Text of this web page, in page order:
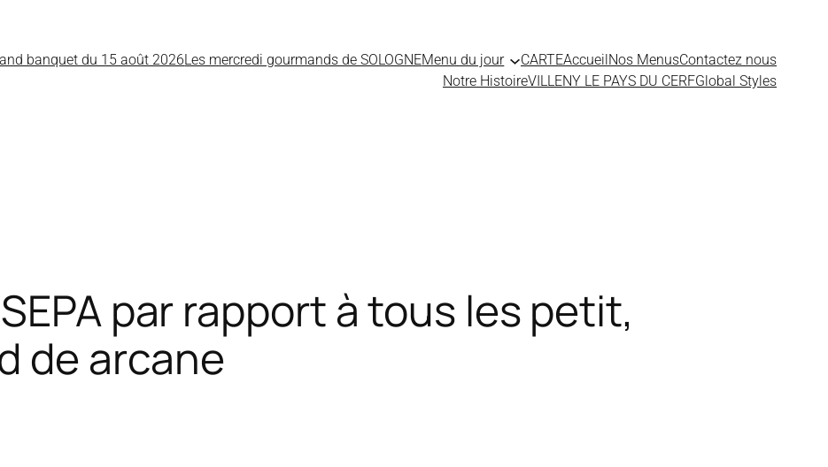
banquet du 15 août 2026Les mercredi gourmands de SOLOGNEMenu du jour CARTEAccueilNos MenusContactez nous
Notre HistoireVILLENY LE PAYS DU CERFGlobal Styles
par rapport à tous les petit,
de arcane